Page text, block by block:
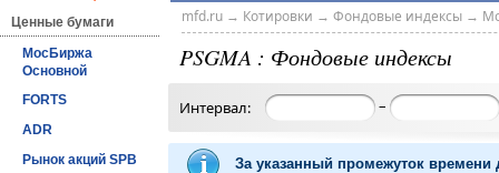
Ценные бумаги
МосБиржа
Основной
FORTS
ADR
Рынок акций SPB
mfd.ru→ Котировки → Фондовые индексы→
PSGMA : Фондовые индексы
Интервал: –
За указанный промежуток времени